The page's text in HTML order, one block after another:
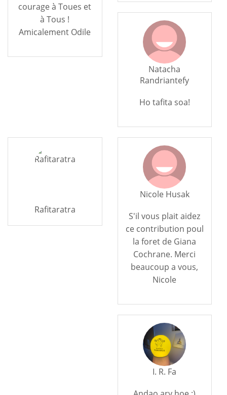
courage à Toues et
à Tous !
Amicalement Odile
Natacha
Randriantefy
Ho tafita soa!
Rafitaratra
Nicole Husak
S'il vous plait aidez
ce contribution poul
la foret de Giana
Cochrane. Merci
beaucoup a vous,
Nicole
I. R. Fa